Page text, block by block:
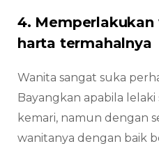
4.
harta termahalnya
Wanita sangat suka
Bayangkan apabila
kemari, namun dengan
wanitanya dengan baik